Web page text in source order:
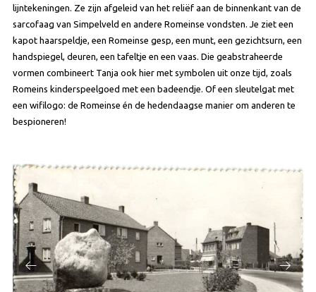
lijntekeningen. Ze zijn afgeleid van het reliëf aan de binnenkant van de
sarcofaag van Simpelveld en andere Romeinse vondsten. Je ziet een
kapot haarspeldje, een Romeinse gesp, een munt, een gezichtsurn, een
handspiegel, deuren, een tafeltje en een vaas. Die geabstraheerde
vormen combineert Tanja ook hier met symbolen uit onze tijd, zoals
Romeins kinderspeelgoed met een badeendje. Of een sleutelgat met
een wifilogo: de Romeinse én de hedendaagse manier om anderen te
bespioneren!